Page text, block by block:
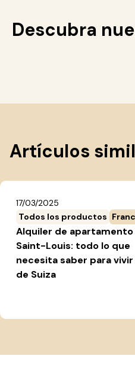
Descubra
Artículos
17/03/2025
Todos los productos
Alquiler de apartamento
Saint-Louis: todo lo que
necesita saber para
de Suiza